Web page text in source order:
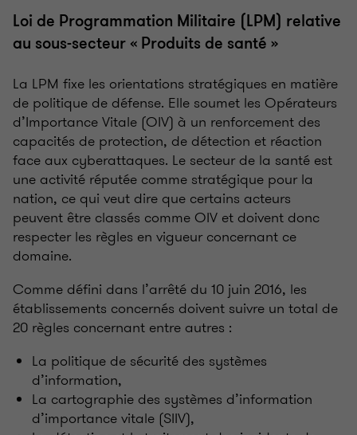
Loi de Programmation Militaire (LPM) relative
au sous-secteur « Produits de santé »
La LPM fixe les orientations stratégiques en matière
de politique de défense. Elle soumet les Opérateurs
d’Importance Vitale (OIV) à un renforcement des
capacités de protection, de détection et réaction
face aux cyberattaques. Le secteur de la santé est
une activité réputée comme stratégique pour la
nation, ce qui veut dire que certains acteurs
peuvent être classés comme OIV et doivent donc
respecter les règles en vigueur concernant ce
domaine.
Comme défini dans l’arrêté du 10 juin 2016, les
établissements concernés doivent suivre un total de
20 règles concernant entre autres :
La politique de sécurité des systèmes
d’information,
La cartographie des systèmes d’information
d’importance vitale (SIIV),